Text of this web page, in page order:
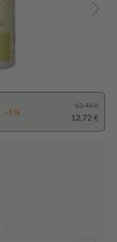
-5%
13,45 €
12,72 €